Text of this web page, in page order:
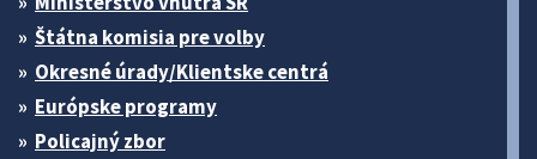
Štátna komisia pre volby
Okresné úrady/Klientske centrá
Európske programy
Policajný zbor